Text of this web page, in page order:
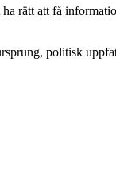
rätt att få
politisk